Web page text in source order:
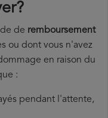
de remboursement
ou dont vous n'avez
en raison du
:
pendant l'attente,